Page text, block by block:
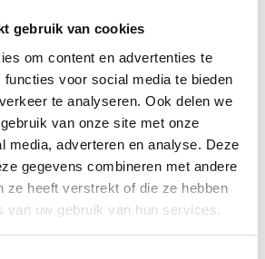
gebruik van cookies
om content en advertenties te
functies voor social media te bieden
te analyseren. Ook delen we
van onze site met onze
media, adverteren en analyse. Deze
gegevens combineren met andere
ze heeft verstrekt of die ze hebben
van uw gebruik van hun services.
andere voetbalclubs
staat niet op zichzelf. Veel
en gemeenten staan voor de opgave
te renoveren of om te
Daarbij komt bijna altijd de vraag op
met vrijkomende grond en welke